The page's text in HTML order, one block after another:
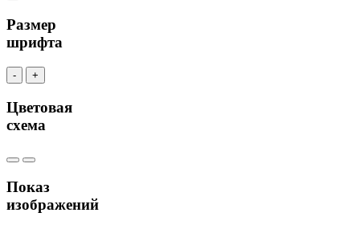
Размер
шрифта
- +
Цветовая
схема
Показ
изображений